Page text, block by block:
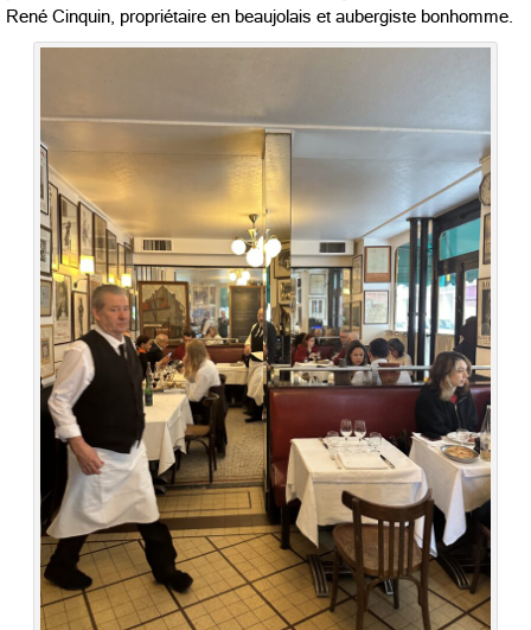
René Cinquin, propriétaire en beaujolais et aubergiste bonhomme.